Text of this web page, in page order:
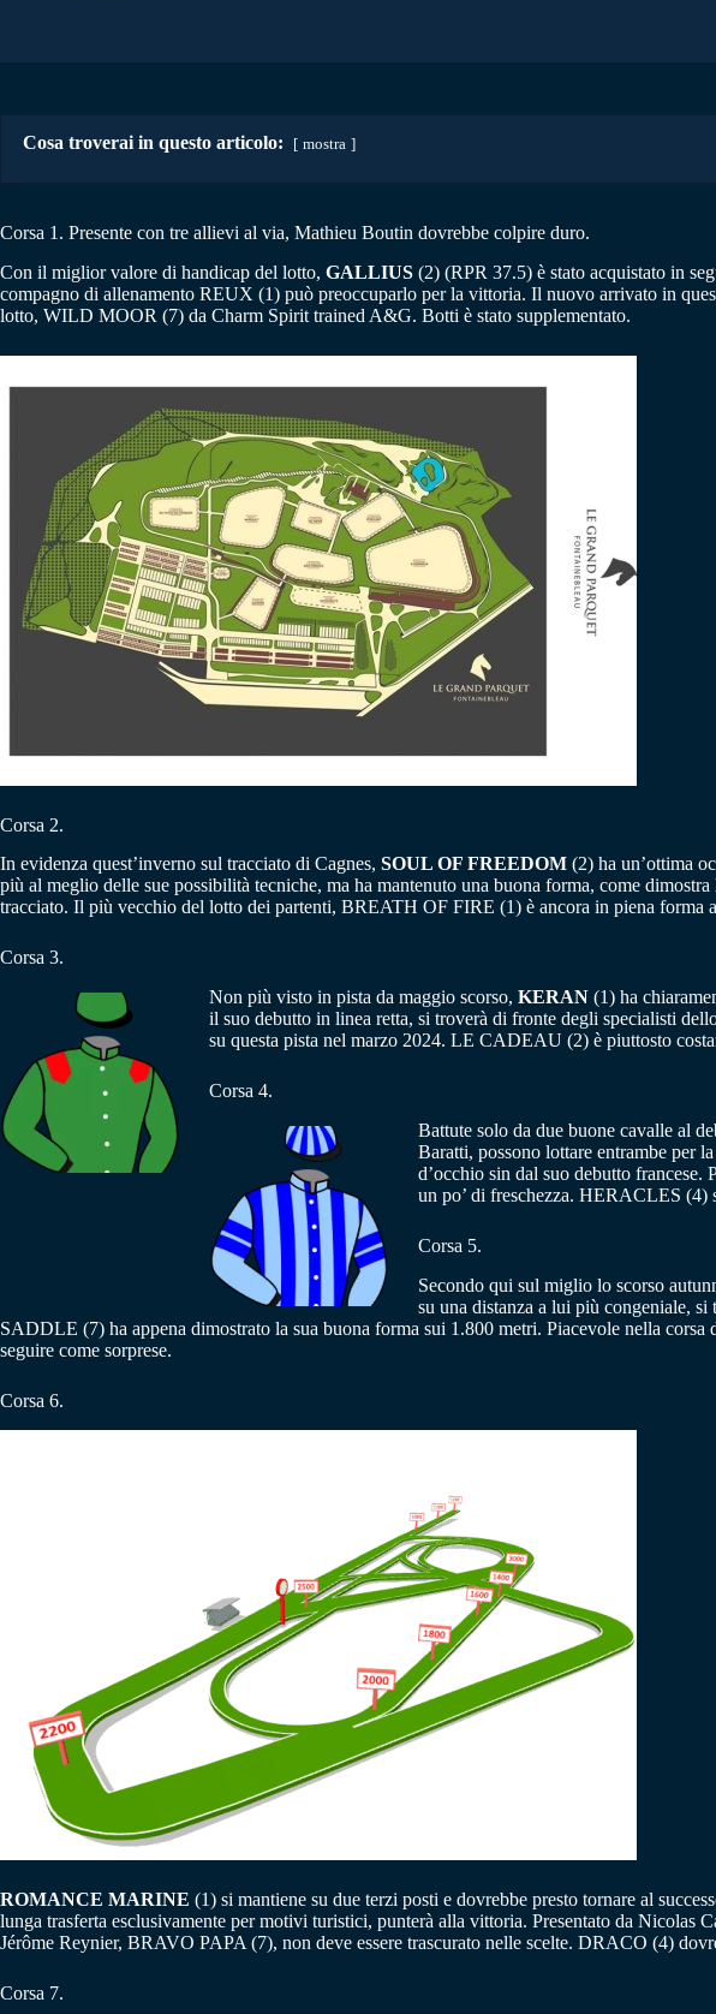
Cosa troverai in questo articolo: mostra
Corsa 1. Presente con tre allievi al via, Mathieu Boutin dovrebbe colpire duro.
Con il miglior valore di handicap del lotto, GALLIUS (2) (RPR 37.5) è stato acquistato in
compagno di allenamento REUX (1) può preoccuparlo per la vittoria. Il nuovo arrivato in
lotto, WILD MOOR (7) da Charm Spirit trained A&G. Botti è stato supplementato.
Corsa 2.
In evidenza quest’inverno sul tracciato di Cagnes, SOUL OF FREEDOM (2) ha un’ottima
più al meglio delle sue possibilità tecniche, ma ha mantenuto una buona forma, come
tracciato. Il più vecchio del lotto dei partenti, BREATH OF FIRE (1) è ancora in piena forma
Corsa 3.
Non più visto in pista da maggio scorso, KERAN (1) ha
il suo debutto in linea retta, si troverà di fronte degli specialisti
su questa pista nel marzo 2024. LE CADEAU (2) è piuttosto
Corsa 4.
Battute solo da due buone cavalle al
Baratti, possono lottare entrambe
d’occhio sin dal suo debutto
un po’ di freschezza. HERACLES (4)
Corsa 5.
Secondo qui sul miglio lo scorso
su una distanza a lui più congeniale,
SADDLE (7) ha appena dimostrato la sua buona forma sui 1.800 metri. Piacevole nella
seguire come sorprese.
Corsa 6.
ROMANCE MARINE (1) si mantiene su due terzi posti e dovrebbe presto tornare al
lunga trasferta esclusivamente per motivi turistici, punterà alla vittoria. Presentato da
Jérôme Reynier, BRAVO PAPA (7), non deve essere trascurato nelle scelte. DRACO (4)
Corsa 7.